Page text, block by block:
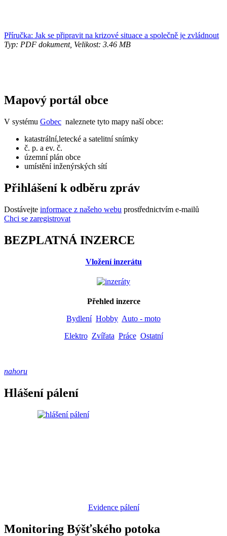
Příručka: Jak se připravit na krizové situace a společně je zvládnout
Typ: PDF dokument, Velikost: 3.46 MB
Mapový portál obce
V systému Gobec naleznete tyto mapy naší obce:
katastrální,letecké a satelitní snímky
č. p. a ev. č.
územní plán obce
umístění inženýrských sítí
Přihlášení k odběru zpráv
Dostávejte informace z našeho webu prostřednictvím e-mailů
Chci se zaregistrovat
BEZPLATNÁ INZERCE
Vložení inzerátu
Přehled inzerce
Bydlení Hobby Auto - moto
Elektro Zvířata Práce Ostatní
nahoru
Hlášení pálení
Evidence pálení
Monitoring Býšťského potoka